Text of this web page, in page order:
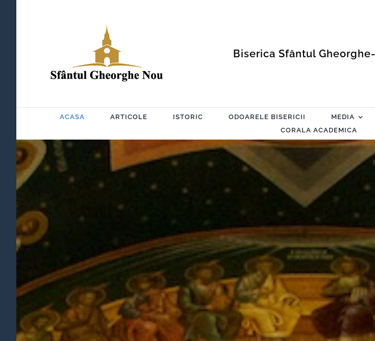
Biserica Sfântul
ACASA ARTICOLE ISTORIC ODOARELE BISERICII MEDIA
CORALA ACADEMICA